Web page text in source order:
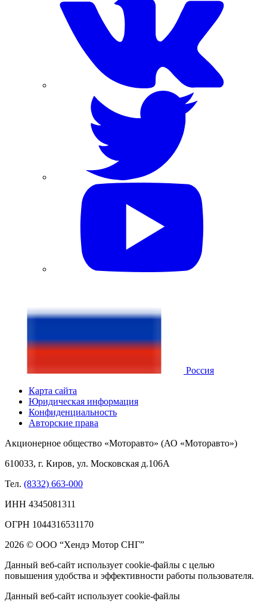
Россия
Карта сайта
Юридическая информация
Конфиденциальность
Авторские права
Акционерное общество «Моторавто» (АО «Моторавто»)
610033, г. Киров, ул. Московская д.106А
Тел. (8332) 663-000
ИНН 4345081311
ОГРН 1044316531170
2026 © ООО “Хендэ Мотор СНГ”
Данный веб-сайт использует cookie-файлы с целью
повышения удобства и эффективности работы пользователя.
Данный веб-сайт использует cookie-файлы